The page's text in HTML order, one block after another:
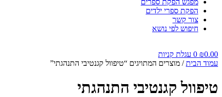
מפגש הפקת ספרים
הפקת ספרי ילדים
צור קשר
חיפוש לפי נושא
₪0.00
0 עגלת קניות
עמוד הבית/ מוצרים המתויגים “טיפוול קגנטיבי התנהגתי”
טיפוול קגנטיבי התנהגתי